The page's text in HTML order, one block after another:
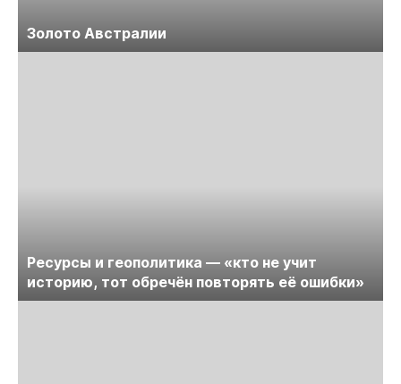
Золото Австралии
Ресурсы и геополитика — «кто не учит
историю, тот обречён повторять её ошибки»